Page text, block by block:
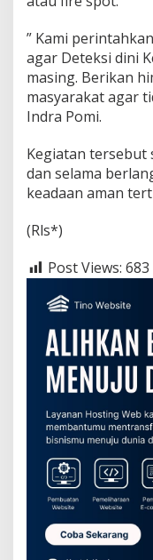
” Kami
agar Deteksi dini
masing. Berikan
masyarakat agar
Indra Pomi.
Kegiatan tersebut
dan selama
keadaan aman
(Rls*)
Post Views: 683